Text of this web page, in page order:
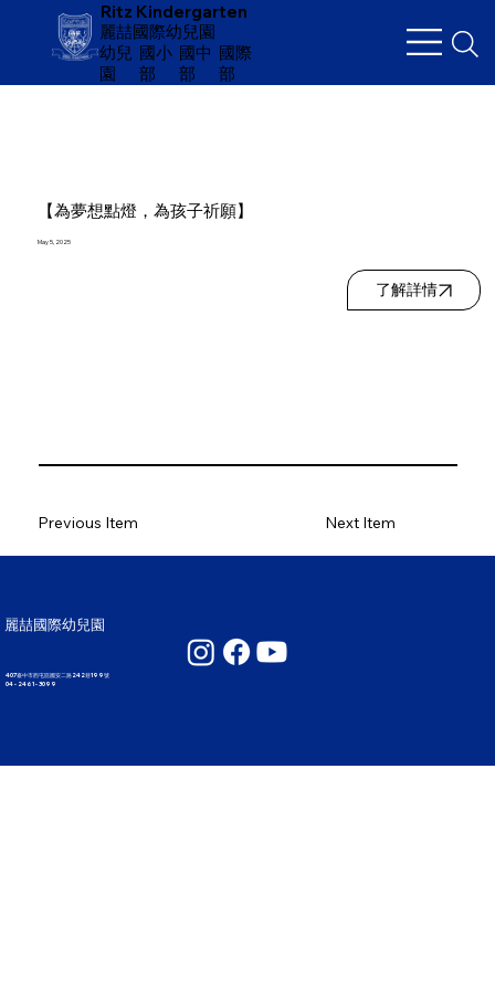
Ritz Kindergarten
麗喆國際幼兒園
幼兒
園
​國小
部
國中
部
國際
部
【為夢想點燈，為孩子祈願】
May 5, 2025
了解詳情
Previous Item Next Item
麗喆國際幼兒園
407臺中市西屯區國安二路242巷199號
04 - 2461 - 3099